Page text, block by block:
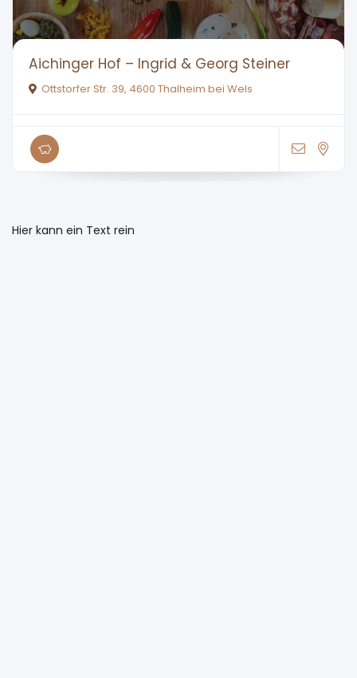
Aichinger Hof – Ingrid & Georg Steiner
Ottstorfer Str. 39, 4600 Thalheim bei Wels
Hier kann ein Text rein